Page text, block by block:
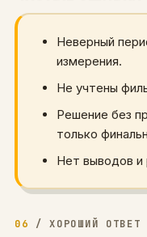
Неверный
измерения.
Не учтены
Решение без
только
Нет выводов и
06 /ХОРОШИЙ ОТВЕТ